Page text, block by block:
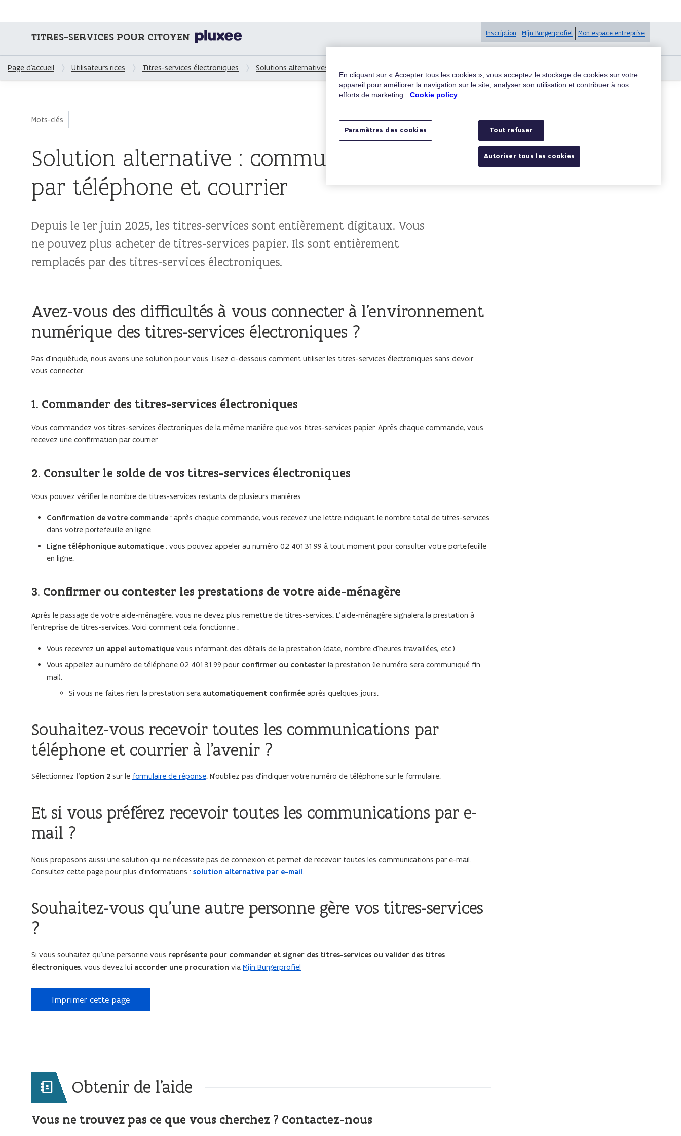
TITRES-SERVICES POUR CITOYEN Inscription Mijn Burgerprofiel Mon espace entreprise
Page d'accueil Utilisateurs·rices Titres-services électroniques Solutions alternatives
Mots-clés Rechercher
Solution alternative : communication
par téléphone et courrier
Depuis le 1er juin 2025, les titres-services sont entièrement digitaux. Vous
ne pouvez plus acheter de titres-services papier. Ils sont entièrement
remplacés par des titres-services électroniques.
Avez-vous des difficultés à vous connecter à l’environnement
numérique des titres-services électroniques ?
Pas d’inquiétude, nous avons une solution pour vous. Lisez ci-dessous comment utiliser les titres-services électroniques sans devoir
vous connecter.
1. Commander des titres-services électroniques
Vous commandez vos titres-services électroniques de la même manière que vos titres-services papier. Après chaque commande, vous
recevez une confirmation par courrier.
2. Consulter le solde de vos titres-services électroniques
Vous pouvez vérifier le nombre de titres-services restants de plusieurs manières :
Confirmation de votre commande : après chaque commande, vous recevez une lettre indiquant le nombre total de titres-services
dans votre portefeuille en ligne.
Ligne téléphonique automatique : vous pouvez appeler au numéro 02 401 31 99 à tout moment pour consulter votre portefeuille
en ligne.
3. Confirmer ou contester les prestations de votre aide-ménagère
Après le passage de votre aide-ménagère, vous ne devez plus remettre de titres-services. L’aide-ménagère signalera la prestation à
l’entreprise de titres-services. Voici comment cela fonctionne :
Vous recevrez un appel automatique vous informant des détails de la prestation (date, nombre d’heures travaillées, etc.).
Vous appellez au numéro de téléphone 02 401 31 99 pour confirmer ou contester la prestation (le numéro sera communiqué fin
mai).
Si vous ne faites rien, la prestation sera automatiquement confirmée après quelques jours.
Souhaitez-vous recevoir toutes les communications par
téléphone et courrier à l’avenir ?
Sélectionnez l’option 2 sur le formulaire de réponse. N’oubliez pas d’indiquer votre numéro de téléphone sur le formulaire.
Et si vous préférez recevoir toutes les communications par e-
mail ?
Nous proposons aussi une solution qui ne nécessite pas de connexion et permet de recevoir toutes les communications par e-mail.
Consultez cette page pour plus d’informations : solution alternative par e-mail.
Souhaitez-vous qu’une autre personne gère vos titres-services
?
Si vous souhaitez qu’une personne vous représente pour commander et signer des titres-services ou valider des titres
électroniques, vous devez lui accorder une procuration via Mijn Burgerprofiel
Imprimer cette page
Obtenir de l'aide
Vous ne trouvez pas ce que vous cherchez ? Contactez-nous
En cliquant sur « Accepter tous les cookies », vous acceptez le stockage de cookies sur votre
appareil pour améliorer la navigation sur le site, analyser son utilisation et contribuer à nos
efforts de marketing.
Cookie policy
Tout refuser
Autoriser tous les cookies
Paramètres des cookies